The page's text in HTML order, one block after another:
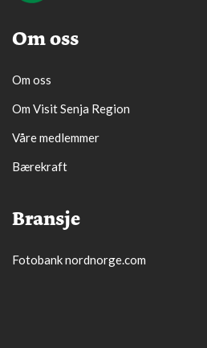
Om oss
Om oss
Om Visit Senja Region
Våre medlemmer
Bærekraft
Bransje
Fotobank nordnorge.com